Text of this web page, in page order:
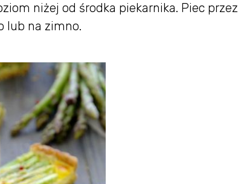
niżej od środka piekarnika. Piec przez
lub na zimno.